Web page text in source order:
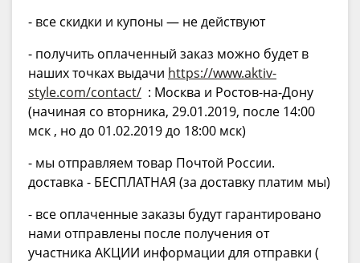
- все скидки и купоны — не действуют
- получить оплаченный заказ можно будет в
наших точках выдачи https://www.aktiv-
style.com/contact/ : Москва и Ростов-на-Дону
(начиная со вторника, 29.01.2019, после 14:00
мск , но до 01.02.2019 до 18:00 мск)
- мы отправляем товар Почтой России.
доставка - БЕСПЛАТНАЯ (за доставку платим мы)
- все оплаченные заказы будут гарантировано
нами отправлены после получения от
участника АКЦИИ информации для отправки (